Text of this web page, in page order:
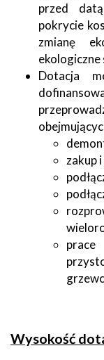
przed
pokrycie
zmianę
Dotacja
zakup
Wysokość